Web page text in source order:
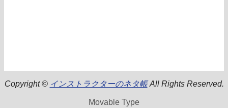
Copyright © インストラクターのネタ帳All Rights Reserved.
Movable Type